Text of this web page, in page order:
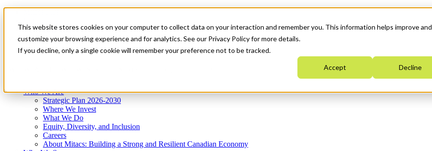
This website stores cookies on your computer to collect data on your interaction and remember you. This information helps improve and
customize your browsing experience and for analytics. See our Privacy Policy for more details.
If you decline, only a single cookie will remember your preference not to be tracked.
Accept Decline
News & Events
Get Started
Menu
Who We Are
Strategic Plan 2026-2030
Where We Invest
What We Do
Equity, Diversity, and Inclusion
Careers
About Mitacs: Building a Strong and Resilient Canadian Economy